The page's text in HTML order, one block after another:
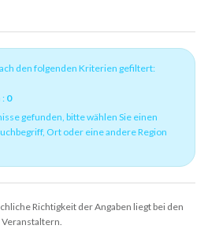
den folgenden Kriterien gefiltert:
: 0
gefunden, bitte wählen Sie einen
Ort oder eine andere Region
Richtigkeit der Angaben liegt bei den
Veranstaltern.